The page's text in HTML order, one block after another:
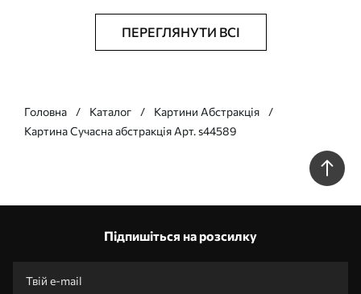
ПЕРЕГЛЯНУТИ ВСІ
Головна Каталог
Картини Абстракція
Картина Сучасна абстракція Арт. s44589
Підпишіться на розсилку